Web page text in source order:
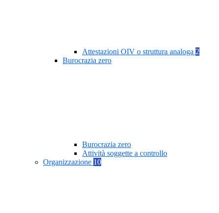
Attestazioni OIV o struttura analoga 2
Burocrazia zero
Burocrazia zero
Attività soggette a controllo
Organizzazione 10